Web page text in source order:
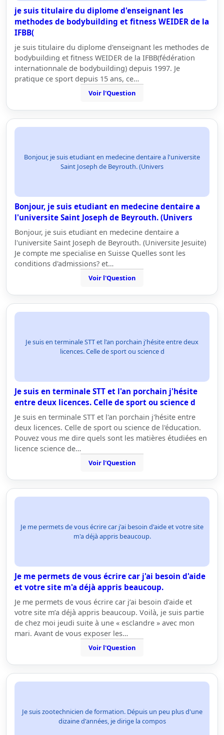
je suis titulaire du diplome d'enseignant les
methodes de bodybuilding et fitness WEIDER de la
IFBB(
je suis titulaire du diplome d'enseignant les methodes de
bodybuilding et fitness WEIDER de la IFBB(fédération
internationnale de bodybuilding) depuis 1997. Je
pratique ce sport depuis 15 ans, ce…
Voir l'Question
Bonjour, je suis etudiant en medecine dentaire a l'universite
Saint Joseph de Beyrouth. (Univers
Bonjour, je suis etudiant en medecine dentaire a
l'universite Saint Joseph de Beyrouth. (Univers
Bonjour, je suis etudiant en medecine dentaire a
l'universite Saint Joseph de Beyrouth. (Universite Jesuite)
Je compte me specialise en Suisse Quelles sont les
conditions d'admissions? et…
Voir l'Question
Je suis en terminale STT et l'an porchain j'hésite entre deux
licences. Celle de sport ou science d
Je suis en terminale STT et l'an porchain j'hésite
entre deux licences. Celle de sport ou science d
Je suis en terminale STT et l'an porchain j'hésite entre
deux licences. Celle de sport ou science de l'éducation.
Pouvez vous me dire quels sont les matières étudiées en
licence science de…
Voir l'Question
Je me permets de vous écrire car j'ai besoin d'aide et votre site
m'a déjà appris beaucoup.
Je me permets de vous écrire car j'ai besoin d'aide
et votre site m'a déjà appris beaucoup.
Je me permets de vous écrire car j’ai besoin d’aide et
votre site m’a déjà appris beaucoup. Voilà, je suis partie
de chez moi jeudi suite à une « esclandre » avec mon
mari. Avant de vous exposer les…
Voir l'Question
Je suis zootechnicien de formation. Dépuis un peu plus d'une
dizaine d'années, je dirige la compos